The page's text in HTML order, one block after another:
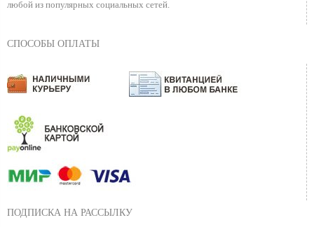
любой из популярных социальных сетей.
СПОСОБЫ ОПЛАТЫ
ПОДПИСКА НА РАССЫЛКУ